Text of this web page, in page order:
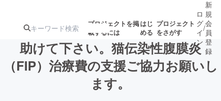
プロジェクトを掲
載するには
はじ
める
プロジェクト
をさがす
注目の新着プロ
ロ
グ
イ
ン
/
新
規
会
員
登
録
助けて下さい。猫伝染性腹膜炎
（FIP）治療費の支援ご協力お願いし
ます。